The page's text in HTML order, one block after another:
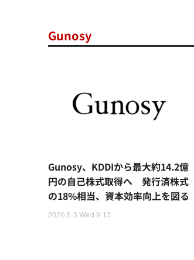
Gunosy
Gunosy、KDDIから最大約14.2億
円の自己株式取得へ 発行済株式
の18%相当、資本効率向上を図る
2026.8.5 Wed 9:13